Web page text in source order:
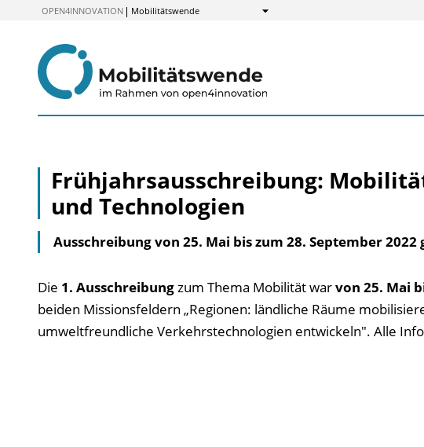
OPEN4INNOVATION Mobilitätswende
Anzeigen
Frühjahrsausschreibung:
und Technologien
Ausschreibung von 25. Mai bis zum 28. September 2022
Die 1. Ausschreibungzum Thema Mobilität warvon 25. Mai
beiden Missionsfeldern „Regionen: ländliche Räume
umweltfreundliche Verkehrstechnologien entwickeln". Alle